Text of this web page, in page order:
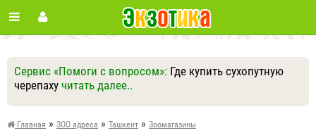
Сервис «Помоги с вопросом»: Где купить сухопутную
черепаху читать далее..
Ответить Другие вопросы
Задать вопрос
Главная » ЗОО адреса » Ташкент » Зоомагазины